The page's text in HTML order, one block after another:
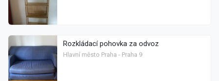
Rozkládací pohovka za odvoz
Hlavní město Praha - Praha 9